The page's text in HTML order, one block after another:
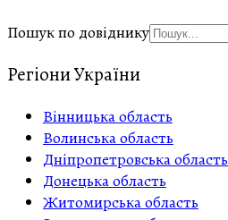
Пошук по довіднику
Регіони України
Вінницька область
Волинська область
Дніпропетровська область
Донецька область
Житомирська область